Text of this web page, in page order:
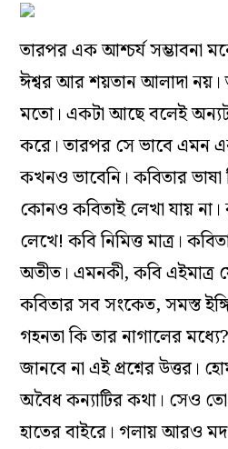
তারপর এক আশ্চর্য সম্ভাবনা
ঈশ্বর আর শয়তান আলাদা নয়।
মতো। একটা আছে বলেই
করে। তারপর সে ভাবে এমন
কখনও ভাবেনি। কবিতার ভাষা
কোনও কবিতাই লেখা যায়
লেখে! কবি নিমিত্ত মাত্র।
অতীত। এমনকী, কবি এইমাত্র
কবিতার সব সংকেত, সমস্ত
গহনতা কি তার নাগালের
জানবে না এই প্রশ্নের উত্তর।
অবৈধ কন্যাটির কথা। সেও
হাতের বাইরে। গলায় আরও